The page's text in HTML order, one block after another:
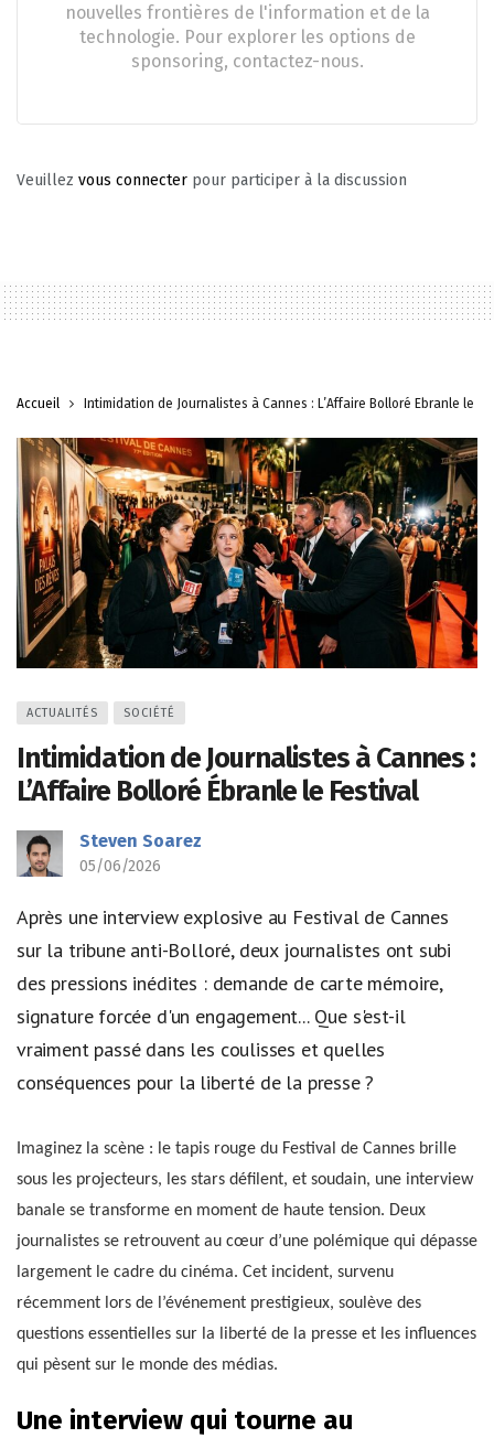
nouvelles frontières de l'information et de la
technologie. Pour explorer les options de
sponsoring, contactez-nous.
Veuillez vous connecter pour participer à la discussion
Accueil Intimidation de Journalistes à Cannes : L’Affaire Bolloré Ébranle le
ACTUALITÉS SOCIÉTÉ
Intimidation de Journalistes à Cannes :
L’Affaire Bolloré Ébranle le Festival
Steven Soarez
05/06/2026
Après une interview explosive au Festival de Cannes
sur la tribune anti-Bolloré, deux journalistes ont subi
des pressions inédites : demande de carte mémoire,
signature forcée d'un engagement... Que s'est-il
vraiment passé dans les coulisses et quelles
conséquences pour la liberté de la presse ?
Imaginez la scène : le tapis rouge du Festival de Cannes brille
sous les projecteurs, les stars défilent, et soudain, une interview
banale se transforme en moment de haute tension. Deux
journalistes se retrouvent au cœur d’une polémique qui dépasse
largement le cadre du cinéma. Cet incident, survenu
récemment lors de l’événement prestigieux, soulève des
questions essentielles sur la liberté de la presse et les influences
qui pèsent sur le monde des médias.
Une interview qui tourne au